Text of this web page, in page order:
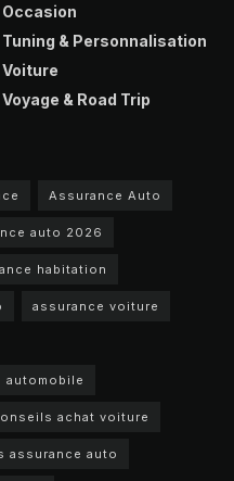
Occasion
Tuning & Personnalisation
Voiture
Voyage & Road Trip
Assurance Auto
auto 2026
habitation
assurance voiture
automobile
achat voiture
assurance auto